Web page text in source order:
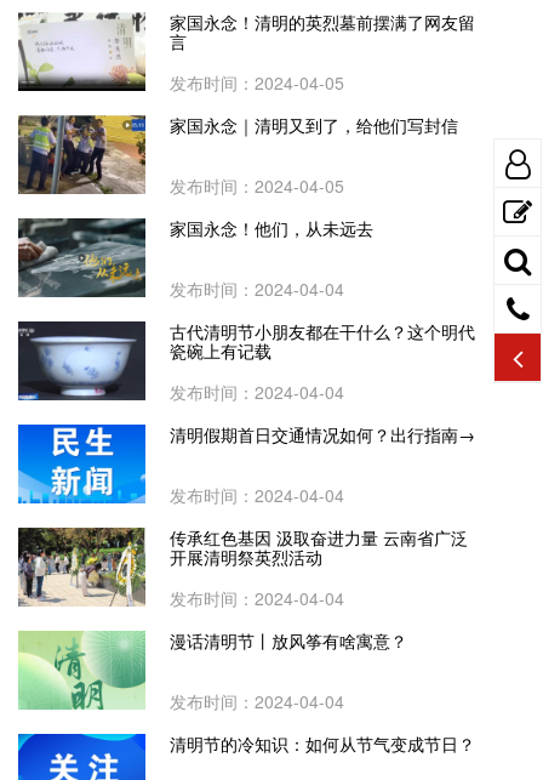
家国永念！清明的英烈墓前摆满了网友留
言
发布时间：2024-04-05
家国永念｜清明又到了，给他们写封信
发布时间：2024-04-05
家国永念！他们，从未远去
发布时间：2024-04-04
古代清明节小朋友都在干什么？这个明代
瓷碗上有记载
发布时间：2024-04-04
清明假期首日交通情况如何？出行指南→
发布时间：2024-04-04
传承红色基因 汲取奋进力量 云南省广泛
开展清明祭英烈活动
发布时间：2024-04-04
漫话清明节丨放风筝有啥寓意？
发布时间：2024-04-04
清明节的冷知识：如何从节气变成节日？